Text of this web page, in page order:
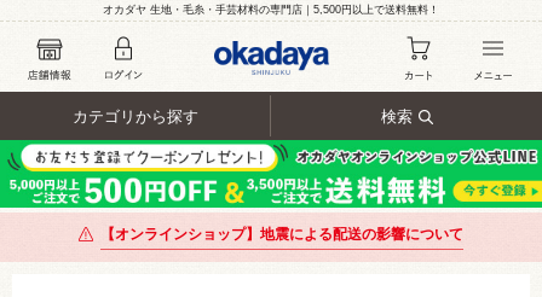
オカダヤ 生地・毛糸・手芸材料の専門店｜5,500円以上で送料無料！
カテゴリから探す 検索
【オンラインショップ】地震による配送の影響について